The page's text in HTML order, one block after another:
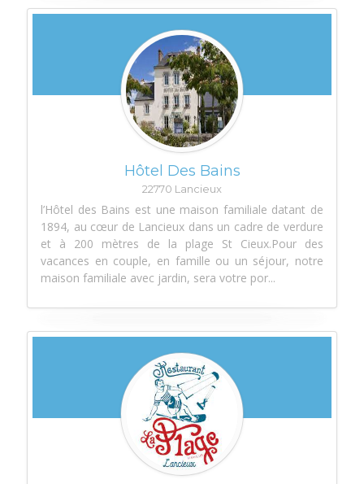
Hôtel Des Bains
22770 Lancieux
l’Hôtel des Bains est une maison familiale datant de
1894, au cœur de Lancieux dans un cadre de verdure
et à 200 mètres de la plage St Cieux.Pour des
vacances en couple, en famille ou un séjour, notre
maison familiale avec jardin, sera votre por...